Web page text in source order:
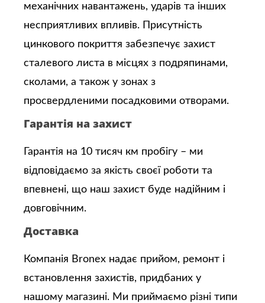
механічних навантажень, ударів та інших
несприятливих впливів. Присутність
цинкового покриття забезпечує захист
сталевого листа в місцях з подряпинами,
сколами, а також у зонах з
просвердленими посадковими отворами.
Гарантія на захист
Гарантія на 10 тисяч км пробігу – ми
відповідаємо за якість своєї роботи та
впевнені, що наш захист буде надійним і
довговічним.
Доставка
Компанія Bronex надає прийом, ремонт і
встановлення захистів, придбаних у
нашому магазині. Ми приймаємо різні типи